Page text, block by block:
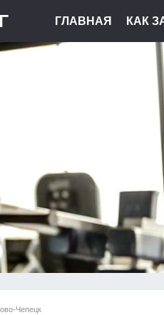
ГЛАВНАЯ КАК
Чепецк